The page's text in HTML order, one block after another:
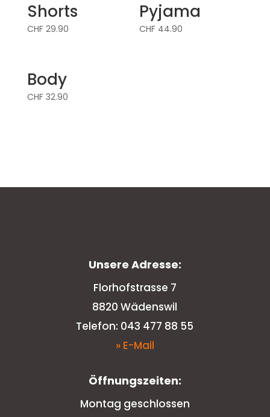
Shorts
CHF29.90
Pyjama
CHF 44.90
Body
CHF32.90
Unsere Adresse:
Florhofstrasse 7
8820 Wädenswil
Telefon: 043 477 88 55
» E-Mail
Öffnungszeiten:
Montag geschlossen